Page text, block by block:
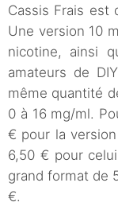
Cassis Frais est
Une version 10
nicotine, ainsi
amateurs de
même quantité
0 à 16 mg/ml.
€ pour la
6,50 € pour
grand format de
€.